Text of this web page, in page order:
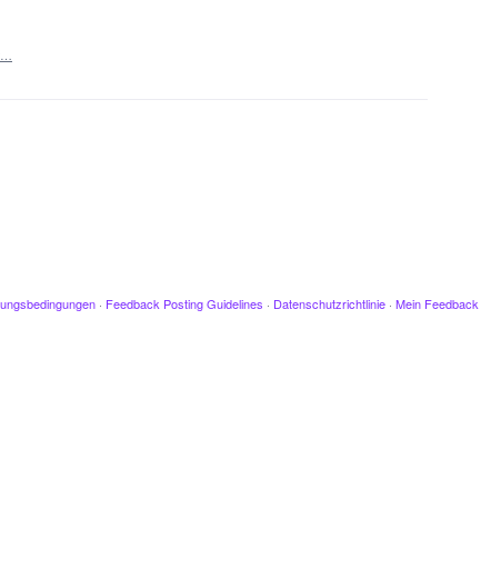
· Feedback Posting Guidelines · Datenschutzrichtlinie · Mein